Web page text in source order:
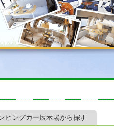
ピングカー展示場から探す